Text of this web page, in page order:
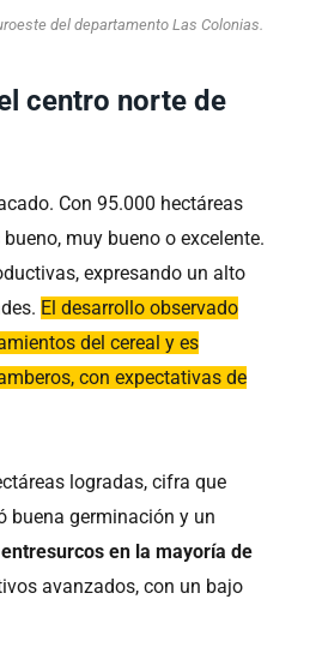
del departamento Las Colonias.
centro norte de
Con 95.000 hectáreas
muy bueno o excelente.
expresando un alto
El desarrollo observado
del cereal y es
con expectativas de
logradas, cifra que
buena germinación y un
en la mayoría de
avanzados, con un bajo